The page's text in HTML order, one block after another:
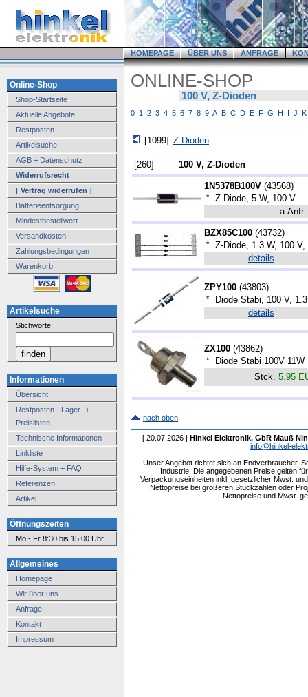
HOMEPAGE ÜBER UNS ANFRAGE
Online-Shop
Shop-Startseite
Aktuelle Angebote
Restposten
Artikelsuche
AGB + Datenschutz
Widerrufsrecht
[ Vertrag widerrufen ]
Batterieentsorgung
Mindestbestellwert
Versandkosten
Zahlungsbedingungen
Warenkorb
Artikelsuche
Stichworte:
Informationen
Übersicht
Restposten-, Lager- +
Preislisten
Technische Informationen
Linkliste
Hilfe-System + FAQ
Referenzen
Artikel
Öffnungszeiten
Mo - Fr 8:30 bis 15:00 Uhr
Allgemeines
Homepage
Wir über uns
Anfrage
Kontakt
Impressum
ONLINE-SHOP
100 V, Z-Dioden
0 1 2 3 4 5 6 7 8 9 A B C D E F G H I J K
[1099] Z-Dioden
[260] 100 V, Z-Dioden
1N5378B100V (43568)
*
Z-Diode, 5 W, 100 V
a.Anfr.
BZX85C100 (43732)
*
Z-Diode, 1.3 W, 100
details
ZPY100 (43803)
*
Diode Stabi, 100 V,
details
ZX100 (43862)
*
Diode Stabi 100V 11W
Stck. 5.95
nach oben
[ 20.07.2026 | Hinkel Elektronik, GbR Mauß
info@hinkel-
Unser Angebot richtet sich an Endverbraucher,
Industrie. Die angegebenen Preise gelten
Verpackungseinheiten inkl. gesetzlicher Mwst.
Nettopreise bei größeren Stückzahlen oder
Nettopreise und Mwst.